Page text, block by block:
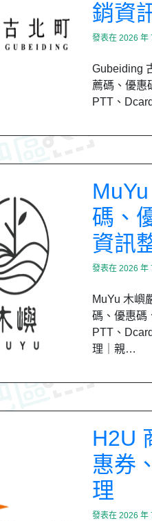
銷資
發表在 2026 年
Gubeiding
薦碼、優惠
PTT、
碼、
資訊
發表在 2026 年
MuYu 木嶼
碼、優惠碼
PTT、
理｜親…
H2U
惠券
理
發表在 2026 年